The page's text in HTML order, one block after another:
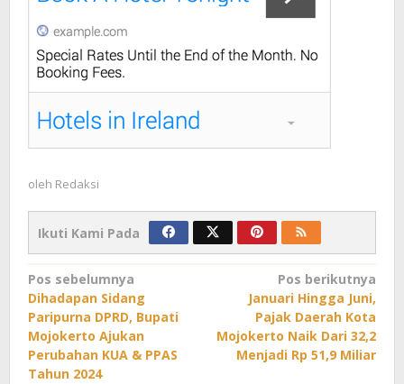
oleh Redaksi
Ikuti Kami Pada
Navigasi
pos
Pos sebelumnya
Dihadapan Sidang
Paripurna DPRD, Bupati
Mojokerto Ajukan
Perubahan KUA & PPAS
Tahun 2024
Pos berikutnya
Januari Hingga Juni,
Pajak Daerah Kota
Mojokerto Naik Dari 32,2
Menjadi Rp 51,9 Miliar